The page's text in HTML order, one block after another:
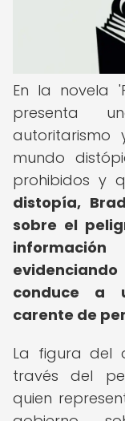
En la novela
presenta
autoritarismo
mundo
prohibidos y
distopía,
sobre el
conduce a
carente de
La figura del
través del
quien